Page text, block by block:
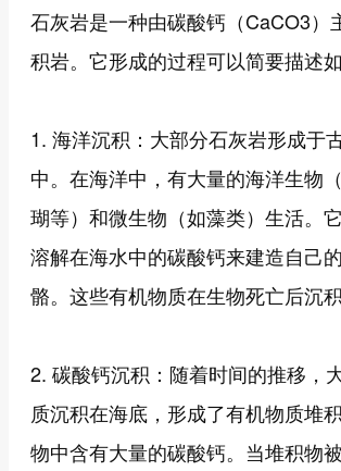
石灰岩是一种由碳酸钙（CaCO3）
积岩。它形成的过程可以简要描述如
1. 海洋沉积：大部分石灰岩形成于
中。在海洋中，有大量的海洋生物
瑚等）和微生物（如藻类）生活。
溶解在海水中的碳酸钙来建造自己
骼。这些有机物质在生物死亡后沉积
2. 碳酸钙沉积：随着时间的推移，
质沉积在海底，形成了有机物质堆
物中含有大量的碳酸钙。当堆积物